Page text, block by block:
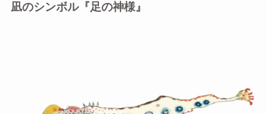
凪のシンボル『足の神様』